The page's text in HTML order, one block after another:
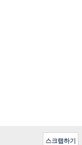
스크랩하기